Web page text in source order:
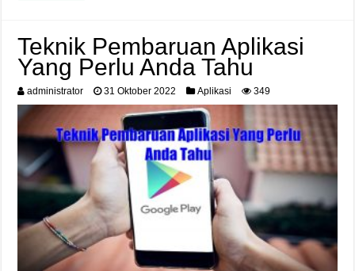
Teknik Pembaruan Aplikasi
Yang Perlu Anda Tahu
administrator 31 Oktober 2022 Aplikasi 349